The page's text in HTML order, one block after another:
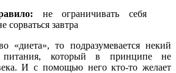
не ограничивать себя
сорваться завтра
«диета», то подразумевается некий
питания, который в принципе не
И с помощью него кто-то желает